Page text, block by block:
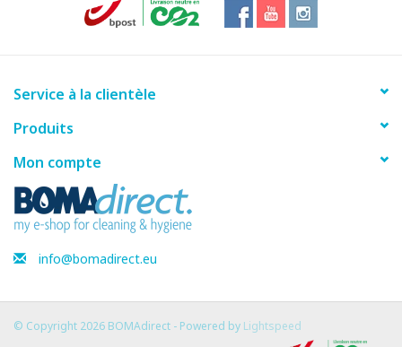
Service à la clientèle
Produits
Mon compte
info@bomadirect.eu
© Copyright 2026 BOMAdirect - Powered by Lightspeed